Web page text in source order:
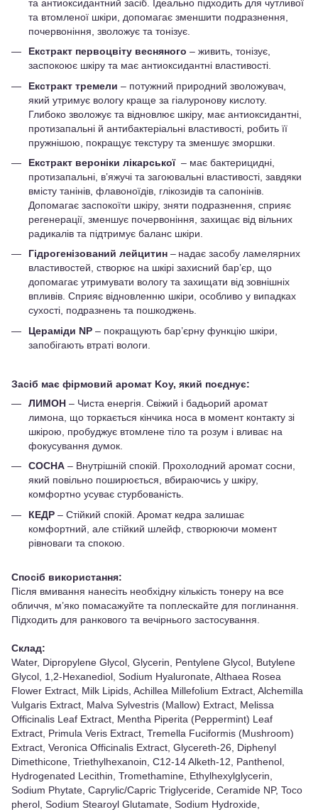
та антиоксидантний засіб. Ідеально підходить для чутливої
та втомленої шкіри, допомагає зменшити подразнення,
почервоніння, зволожує та тонізує.
Eкстракт первоцвіту весняного – живить, тонізує,
заспокоює шкіру та має антиоксидантні властивості.
Екстракт тремели – потужний природний зволожувач,
який утримує вологу краще за гіалуронову кислоту.
Глибоко зволожує та відновлює шкіру, має антиоксидантні,
протизапальні й антибактеріальні властивості, робить її
пружнішою, покращує текстуру та зменшує зморшки.
Екстракт вероніки лікарської – має бактерицидні,
протизапальні, в’яжучі та загоювальні властивості, завдяки
вмісту танінів, флавоноїдів, глікозидів та сапонінів.
Допомагає заспокоїти шкіру, зняти подразнення, сприяє
регенерації, зменшує почервоніння, захищає від вільних
радикалів та підтримує баланс шкіри.
Гідрогенізований лейцитин – надає засобу ламелярних
властивостей, створює на шкірі захисний бар’єр, що
допомагає утримувати вологу та захищати від зовнішніх
впливів. Сприяє відновленню шкіри, особливо у випадках
сухості, подразнень та пошкоджень.
Цераміди NP – покращують бар’єрну функцію шкіри,
запобігають втраті вологи.
Засіб має фірмовий аромат Koy, який поєднує:
ЛИМОН – Чиста енергія. Свіжий і бадьорий аромат
лимона, що торкається кінчика носа в момент контакту зі
шкірою, пробуджує втомлене тіло та розум і вливає на
фокусування думок.
СОСНА – Внутрішній спокій. Прохолодний аромат сосни,
який повільно поширюється, вбираючись у шкіру,
комфортно усуває стурбованість.
КЕДР – Стійкий спокій. Аромат кедра залишає
комфортний, але стійкий шлейф, створюючи момент
рівноваги та спокою.
Спосіб використання:
Після вмивання нанесіть необхідну кількість тонеру на все
обличчя, м’яко помасажуйте та поплескайте для поглинання.
Підходить для ранкового та вечірнього застосування.
Склад:
Water, Dipropylene Glycol, Glycerin, Pentylene Glycol, Butylene
Glycol, 1,2-Hexanediol, Sodium Hyaluronate, Althaea Rosea
Flower Extract, Milk Lipids, Achillea Millefolium Extract, Alchemilla
Vulgaris Extract, Malva Sylvestris (Mallow) Extract, Melissa
Officinalis Leaf Extract, Mentha Piperita (Peppermint) Leaf
Extract, Primula Veris Extract, Tremella Fuciformis (Mushroom)
Extract, Veronica Officinalis Extract, Glycereth-26, Diphenyl
Dimethicone, Triethylhexanoin, C12-14 Alketh-12, Panthenol,
Hydrogenated Lecithin, Tromethamine, Ethylhexylglycerin,
Sodium Phytate, Caprylic/Capric Triglyceride, Ceramide NP, Toco
pherol, Sodium Stearoyl Glutamate, Sodium Hydroxide,